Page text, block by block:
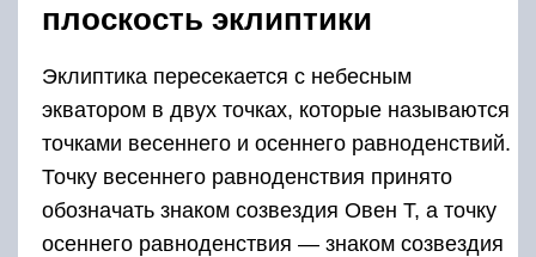
плоскость эклиптики
Эклиптика пересекается с небесным
экватором в двух точках, которые называются
точками весеннего и осеннего равноденствий.
Точку весеннего равноденствия принято
обозначать знаком созвездия Овен Т, а точку
осеннего равноденствия — знаком созвездия